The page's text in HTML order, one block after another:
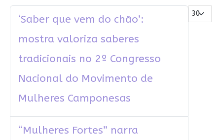
Mostrar #
‘Saber que vem do chão’:
mostra valoriza saberes
tradicionais no 2º Congresso
Nacional do Movimento de
Mulheres Camponesas
“Mulheres Fortes” narra